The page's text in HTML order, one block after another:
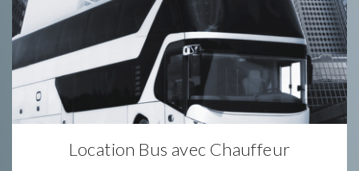
Location Bus avec Chauffeur